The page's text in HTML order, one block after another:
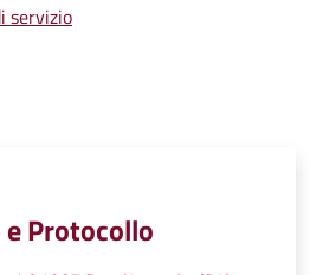
servizio
Protocollo